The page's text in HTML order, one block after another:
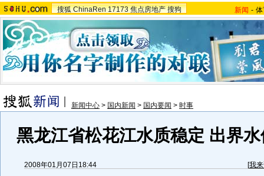
搜狐 ChinaRen 17173 焦点房地产 搜狗 新闻 -
新闻中心 > 国内新闻 > 国内要闻 > 时事
黑龙江省松花江水质稳定 出界
2008年01月07日18:44 [我